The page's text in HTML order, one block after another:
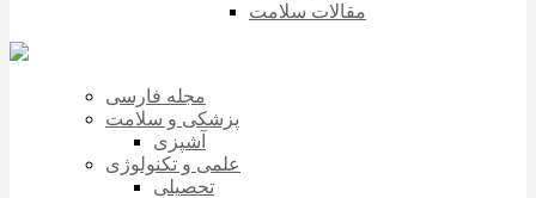
مقالات سلامت
مجله فارسی
پزشکی و سلامت
آشپزی
علمی و تکنولوژی
تحصیلی